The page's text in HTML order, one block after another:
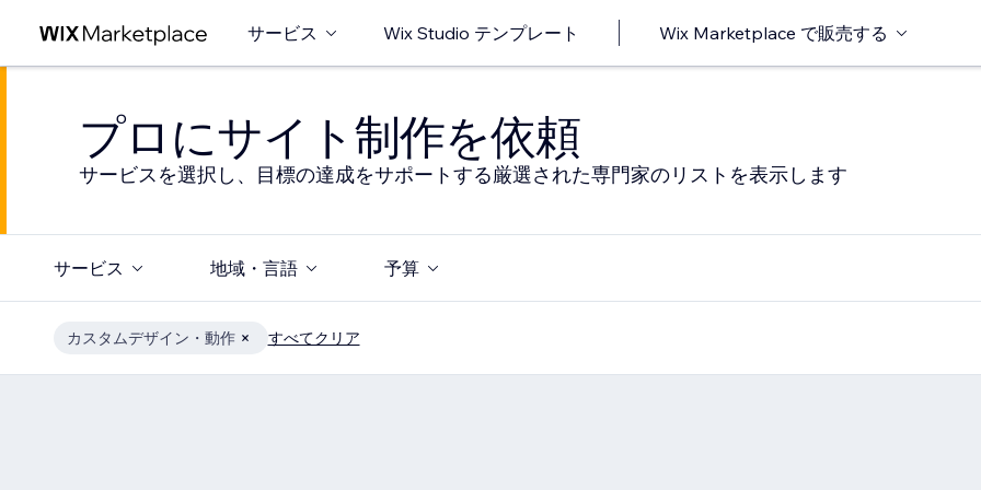
サービス Wix Studio テンプレート Wix Marketplace で販売する
プロにサイト制作を依頼
サービスを選択し、目標の達成をサポートする厳選された専門家のリストを表示します
サービス 地域・言語 予算
カスタムデザイン・動作 すべてクリア